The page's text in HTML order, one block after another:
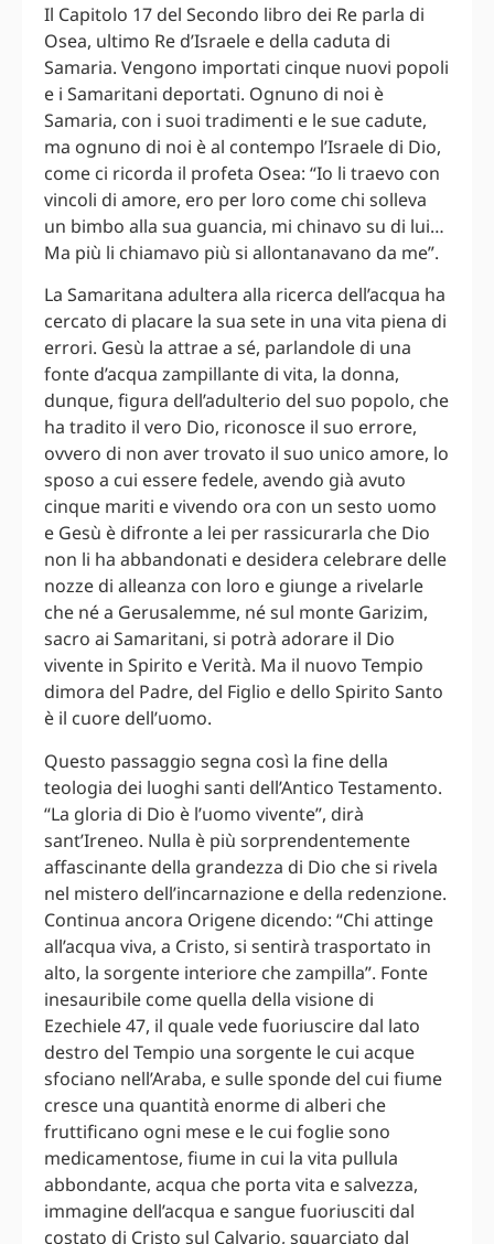
Il Capitolo 17 del Secondo libro dei Re parla di
Osea, ultimo Re d’Israele e della caduta di
Samaria. Vengono importati cinque nuovi popoli
e i Samaritani deportati. Ognuno di noi è
Samaria, con i suoi tradimenti e le sue cadute,
ma ognuno di noi è al contempo l’Israele di Dio,
come ci ricorda il profeta Osea: “Io li traevo con
vincoli di amore, ero per loro come chi solleva
un bimbo alla sua guancia, mi chinavo su di lui…
Ma più li chiamavo più si allontanavano da me”.
La Samaritana adultera alla ricerca dell’acqua ha
cercato di placare la sua sete in una vita piena di
errori. Gesù la attrae a sé, parlandole di una
fonte d’acqua zampillante di vita, la donna,
dunque, figura dell’adulterio del suo popolo, che
ha tradito il vero Dio, riconosce il suo errore,
ovvero di non aver trovato il suo unico amore, lo
sposo a cui essere fedele, avendo già avuto
cinque mariti e vivendo ora con un sesto uomo
e Gesù è difronte a lei per rassicurarla che Dio
non li ha abbandonati e desidera celebrare delle
nozze di alleanza con loro e giunge a rivelarle
che né a Gerusalemme, né sul monte Garizim,
sacro ai Samaritani, si potrà adorare il Dio
vivente in Spirito e Verità. Ma il nuovo Tempio
dimora del Padre, del Figlio e dello Spirito Santo
è il cuore dell’uomo.
Questo passaggio segna così la fine della
teologia dei luoghi santi dell’Antico Testamento.
“La gloria di Dio è l’uomo vivente”, dirà
sant’Ireneo. Nulla è più sorprendentemente
affascinante della grandezza di Dio che si rivela
nel mistero dell’incarnazione e della redenzione.
Continua ancora Origene dicendo: “Chi attinge
all’acqua viva, a Cristo, si sentirà trasportato in
alto, la sorgente interiore che zampilla”. Fonte
inesauribile come quella della visione di
Ezechiele 47, il quale vede fuoriuscire dal lato
destro del Tempio una sorgente le cui acque
sfociano nell’Araba, e sulle sponde del cui fiume
cresce una quantità enorme di alberi che
fruttificano ogni mese e le cui foglie sono
medicamentose, fiume in cui la vita pullula
abbondante, acqua che porta vita e salvezza,
immagine dell’acqua e sangue fuoriusciti dal
costato di Cristo sul Calvario, squarciato dal